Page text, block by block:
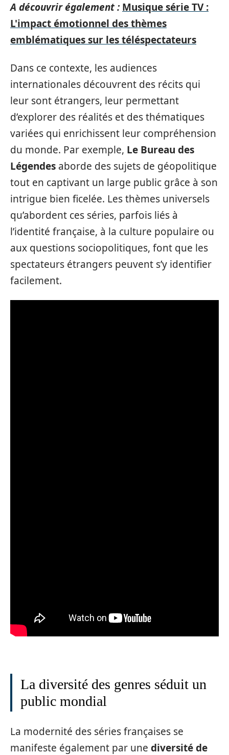
A découvrir également : Musique série TV :
L'impact émotionnel des thèmes
emblématiques sur les téléspectateurs
Dans ce contexte, les audiences
internationales découvrent des récits qui
leur sont étrangers, leur permettant
d’explorer des réalités et des thématiques
variées qui enrichissent leur compréhension
du monde. Par exemple, Le Bureau des
Légendes aborde des sujets de géopolitique
tout en captivant un large public grâce à son
intrigue bien ficelée. Les thèmes universels
qu’abordent ces séries, parfois liés à
l’identité française, à la culture populaire ou
aux questions sociopolitiques, font que les
spectateurs étrangers peuvent s’y identifier
facilement.
La diversité des genres séduit un
public mondial
La modernité des séries françaises se
manifeste également par une diversité de